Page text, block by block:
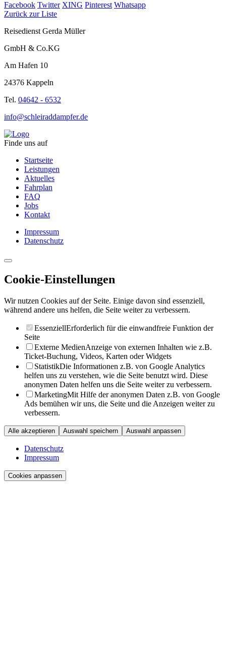
Facebook Twitter XING Pinterest Whatsapp
Zurück zur Liste
Reisedienst Gerda Müller
GmbH & Co.KG
Am Hafen 10
24376 Kappeln
Tel. 04642 - 6532
info@schleiraddampfer.de
Finde uns auf
Startseite
Leistungen
Aktuelles
Fahrplan
FAQ
Jobs
Kontakt
Impressum
Datenschutz
Cookie-Einstellungen
Wir nutzen Cookies auf der Seite. Einige davon sind essenziell,
während andere uns helfen, die Seite weiter zu verbessern.
EssenziellErforderlich für die einwandfreie Funktion der
Seite
Externe MedienAnzeige von externen Inhalten wie z.B.
Ticket-Buchung, Videos, Karten oder Widgets
StatistikDie Informationen z.B. von Google Analytics
helfen uns zu verstehen, wie die Seite benutzt wird. Diese
anonymen Daten helfen uns die Seite weiter zu verbessern.
MarketingMit Hilfe der anonymen Daten z.B. von Google
Ads bemühen wir uns, die Seite und die Anzeigen weiter zu
verbessern.
Alle akzeptieren Auswahl speichern Auswahl anpassen
Datenschutz
Impressum
Cookies anpassen